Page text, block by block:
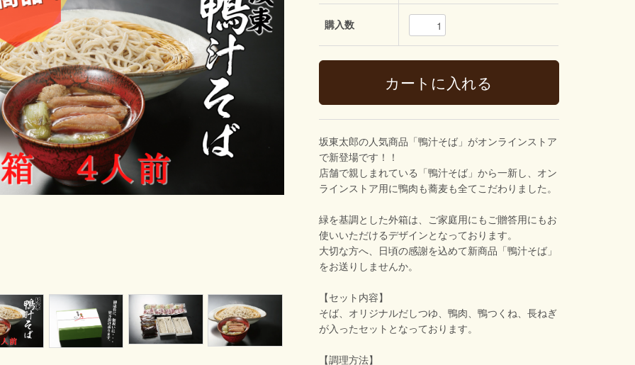
購入数
坂東太郎の人気商品「鴨汁そば」がオンラインストア
で新登場です！！
店舗で親しまれている「鴨汁そば」から一新し、オン
ラインストア用に鴨肉も蕎麦も全てこだわりました。
緑を基調とした外箱は、ご家庭用にもご贈答用にもお
使いいただけるデザインとなっております。
大切な方へ、日頃の感謝を込めて新商品「鴨汁そば」
をお送りしませんか。
【セット内容】
そば、オリジナルだしつゆ、鴨肉、鴨つくね、長ねぎ
が入ったセットとなっております。
【調理方法】